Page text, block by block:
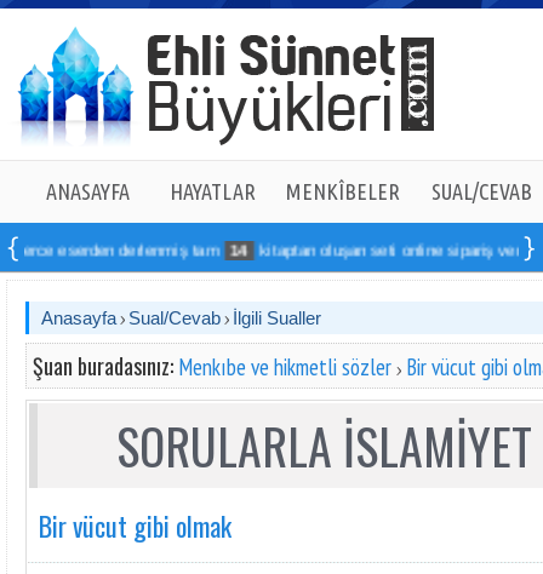
ANASAYFA HAYATLAR MENKÎBELER SUAL/CEVAB
eserden derlenmiş tam 14 kitaptan oluşan seti online sipariş verebilirsiniz
Anasayfa Sual/Cevab İlgili Sualler
Şuan buradasınız: Menkıbe ve hikmetli sözler Bir vücut gibi
SORULARLA
Bir vücut gibi olmak